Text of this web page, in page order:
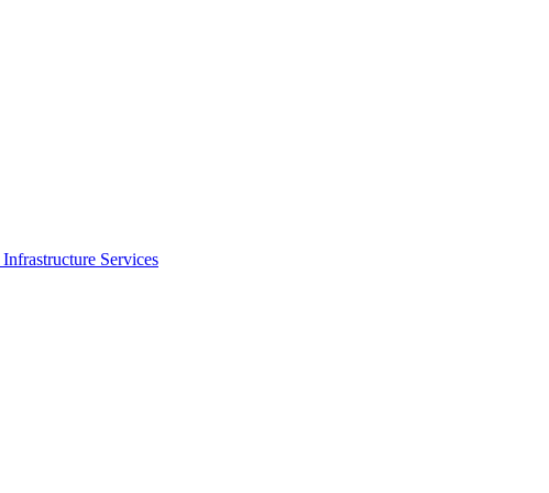
Infrastructure Services